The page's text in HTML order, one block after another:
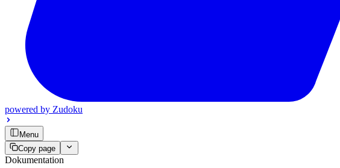
powered by Zudoku
Menu
Copy page
Dokumentation